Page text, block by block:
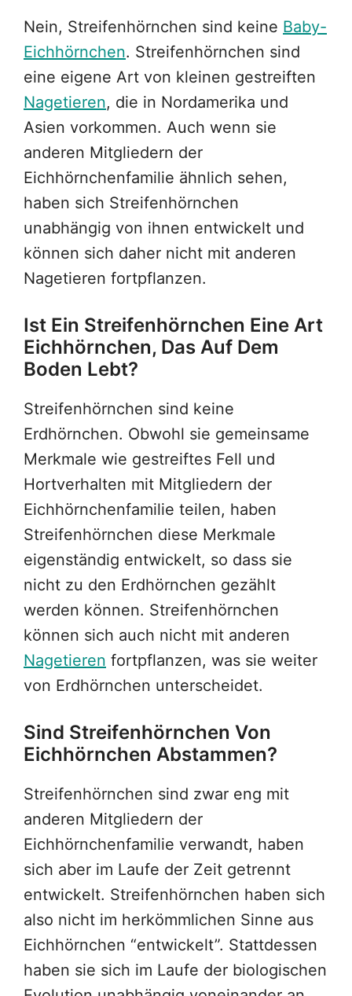
Nein, Streifenhörnchen sind keine Baby-
Eichhörnchen. Streifenhörnchen sind
eine eigene Art von kleinen gestreiften
Nagetieren, die in Nordamerika und
Asien vorkommen. Auch wenn sie
anderen Mitgliedern der
Eichhörnchenfamilie ähnlich sehen,
haben sich Streifenhörnchen
unabhängig von ihnen entwickelt und
können sich daher nicht mit anderen
Nagetieren fortpflanzen.
Ist Ein Streifenhörnchen Eine Art
Eichhörnchen, Das Auf Dem
Boden Lebt?
Streifenhörnchen sind keine
Erdhörnchen. Obwohl sie gemeinsame
Merkmale wie gestreiftes Fell und
Hortverhalten mit Mitgliedern der
Eichhörnchenfamilie teilen, haben
Streifenhörnchen diese Merkmale
eigenständig entwickelt, so dass sie
nicht zu den Erdhörnchen gezählt
werden können. Streifenhörnchen
können sich auch nicht mit anderen
Nagetieren fortpflanzen, was sie weiter
von Erdhörnchen unterscheidet.
Sind Streifenhörnchen Von
Eichhörnchen Abstammen?
Streifenhörnchen sind zwar eng mit
anderen Mitgliedern der
Eichhörnchenfamilie verwandt, haben
sich aber im Laufe der Zeit getrennt
entwickelt. Streifenhörnchen haben sich
also nicht im herkömmlichen Sinne aus
Eichhörnchen “entwickelt”. Stattdessen
haben sie sich im Laufe der biologischen